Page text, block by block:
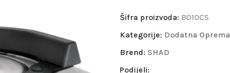
Šifra proizvoda: B010CS
Kategorije: Dodatna Oprema
Brend: SHAD
Podijeli: